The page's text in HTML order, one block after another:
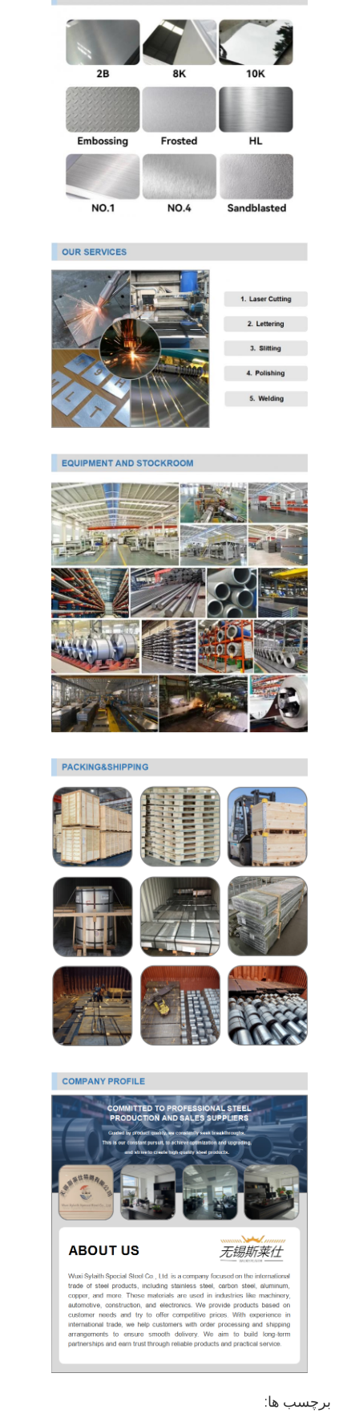
لوله فولادی ضد زنگ 304
ورق فولاد ضد زنگ 316L
2205 صفحه فولاد ضد زنگ
فلز ضد زنگ پولیش شده
جنس آلومینیوم
مواد مسی
کویل فولادی گالوانیزه Ppgi
برچسب ها: